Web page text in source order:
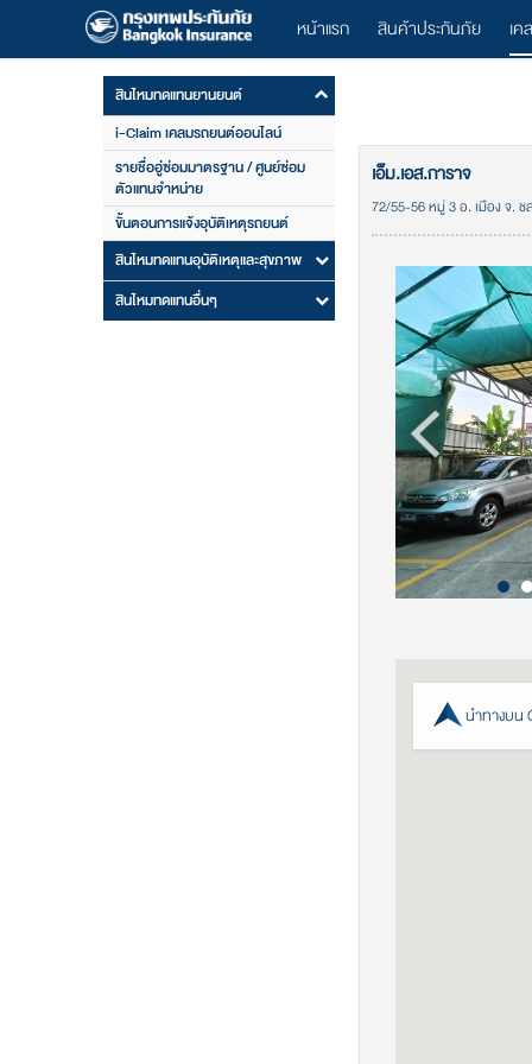
หน้าแรก สินค้าประกันภัย เค
สินไหมทดแทนยานยนต์
i-Claim เคลมรถยนต์ออนไลน์
รายชื่ออู่ซ่อมมาตรฐาน / ศูนย์ซ่อม
ตัวแทนจำหน่าย
ขั้นตอนการแจ้งอุบัติเหตุรถยนต์
สินไหมทดแทนอุบัติเหตุและสุขภาพ
สินไหมทดแทนอื่นๆ
เอ็ม.เอส.การาจ
72/55-56 หมู่ 3 อ. เมือง จ. ช
นำทางบน